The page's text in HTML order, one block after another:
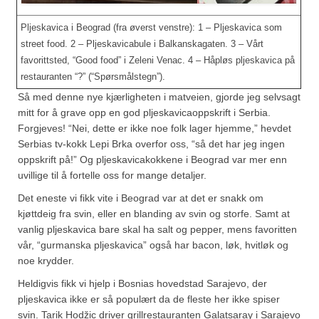
Pljeskavica i Beograd (fra øverst venstre): 1 – Pljeskavica som
street food. 2 – Pljeskavicabule i Balkanskagaten. 3 – Vårt
favorittsted, “Good food” i Zeleni Venac. 4 – Håpløs pljeskavica på
restauranten “?” (“Spørsmålstegn”).
Så med denne nye kjærligheten i matveien, gjorde jeg selvsagt
mitt for å grave opp en god pljeskavicaoppskrift i Serbia.
Forgjeves! “Nei, dette er ikke noe folk lager hjemme,” hevdet
Serbias tv-kokk Lepi Brka overfor oss, “så det har jeg ingen
oppskrift på!” Og pljeskavicakokkene i Beograd var mer enn
uvillige til å fortelle oss for mange detaljer.
Det eneste vi fikk vite i Beograd var at det er snakk om
kjøttdeig fra svin, eller en blanding av svin og storfe. Samt at
vanlig pljeskavica bare skal ha salt og pepper, mens favoritten
vår, “gurmanska pljeskavica” også har bacon, løk, hvitløk og
noe krydder.
Heldigvis fikk vi hjelp i Bosnias hovedstad Sarajevo, der
pljeskavica ikke er så populært da de fleste her ikke spiser
svin. Tarik Hodžic driver grillrestauranten Galatsaray i Sarajevo